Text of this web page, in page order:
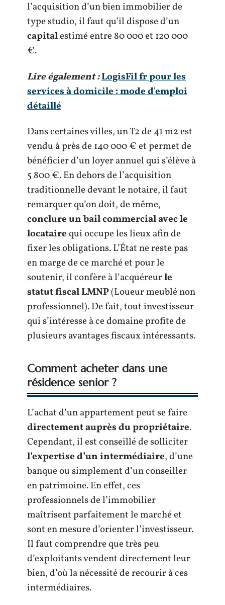
l’acquisition d’un bien immobilier de
type studio, il faut qu’il dispose d’un
capitalestimé entre 80 000 et 120 000
€.
Lire également :LogisFil fr pour les
services à domicile : mode d'emploi
détaillé
Dans certaines villes, un T2 de 41 m2 est
vendu à près de 140 000 € et permet de
bénéficier d’un loyer annuel qui s’élève à
5 800 €. En dehors de l’acquisition
traditionnelle devant le notaire, il faut
remarquer qu’on doit, de même,
conclure un bail commercial avec le
locatairequi occupe les lieux afin de
fixer les obligations. L’État ne reste pas
en marge de ce marché et pour le
soutenir, il confère à l’acquéreurle
statut fiscal LMNP(Loueur meublé non
professionnel). De fait, tout investisseur
qui s’intéresse à ce domaine profite de
plusieurs avantages fiscaux intéressants.
Comment acheter dans une
résidence senior ?
L’achat d’un appartement peut se faire
directement auprès du propriétaire.
Cependant, il est conseillé de solliciter
l’expertise d’un intermédiaire, d’une
banque ou simplement d’un conseiller
en patrimoine. En effet, ces
professionnels de l’immobilier
maîtrisent parfaitement le marché et
sont en mesure d’orienter l’investisseur.
Il faut comprendre que très peu
d’exploitants vendent directement leur
bien, d’où la nécessité de recourir à ces
intermédiaires.